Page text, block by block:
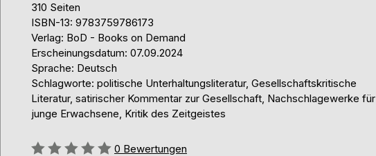
310 Seiten
ISBN-13: 9783759786173
Verlag: BoD - Books on Demand
Erscheinungsdatum: 07.09.2024
Sprache: Deutsch
Schlagworte: politische Unterhaltungsliteratur, Gesellschaftskritische
Literatur, satirischer Kommentar zur Gesellschaft, Nachschlagewerke für
junge Erwachsene, Kritik des Zeitgeistes
Bewertung::
0 Bewertungen